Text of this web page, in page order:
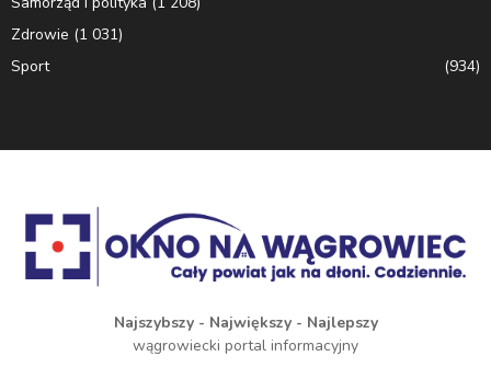
Zdrowie (1 031)
Sport
(934)
Najszybszy - Największy - Najlepszy
wągrowiecki portal informacyjny